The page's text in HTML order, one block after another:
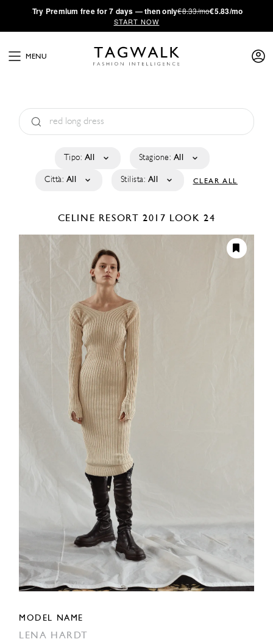
·Try Premium free for 7 days — then only€8.33/mo€5.83/mo
START NOW
MENU
Tipo: All Stagione: All
Città: All Stilista: All CLEAR ALL
CELINE RESORT 2017 LOOK 24
MODEL NAME
LENA HARDT